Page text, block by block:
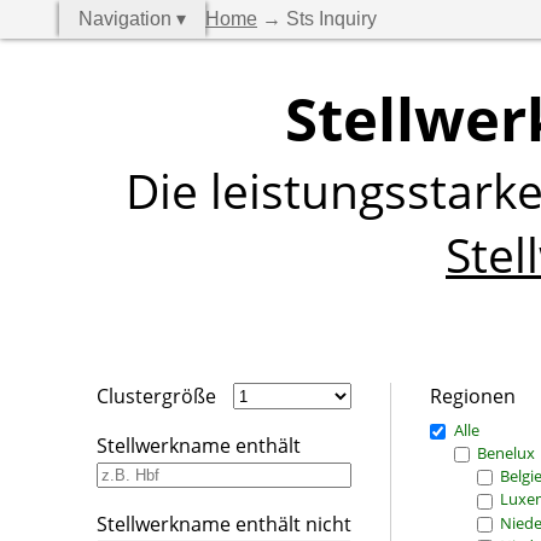
Navigation ▾ Home → Sts Inquiry
Die
Clustergröße
Stellwerkname enthält
Stellwerkname enthält nicht
Regionen
Alle
Benelux